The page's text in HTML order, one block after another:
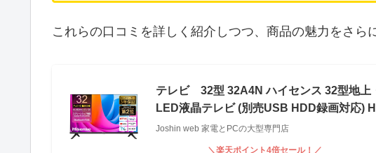
これらの口コミを詳しく紹介しつつ、商品の魅力をさら
テレビ 32型 32A4N ハイセンス 32型地上
LED液晶テレビ (別売USB HDD録画対応)
Joshin web 家電とPCの大型専門店
＼楽天ポイント4倍セール！／